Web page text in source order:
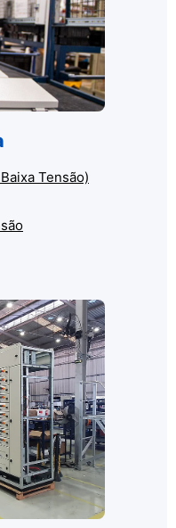
Tensão)